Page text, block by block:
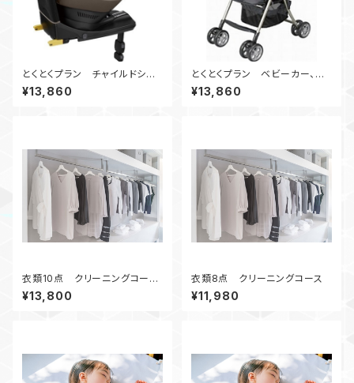
とくとくプラン チャイルドシー
ト、ジュニアシートクリーニン
グ
¥13,860
とくとくプラン ベビーカー、バ
ギークリーニング
¥13,860
衣類10点 クリーニングコー
ス <1番人気>
¥13,800
衣類8点 クリーニングコース
¥11,980